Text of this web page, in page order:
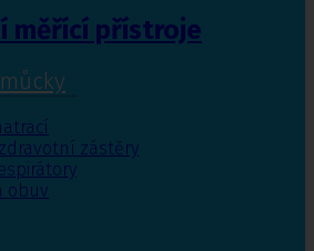
měřící přístroje
zástěry
obuv